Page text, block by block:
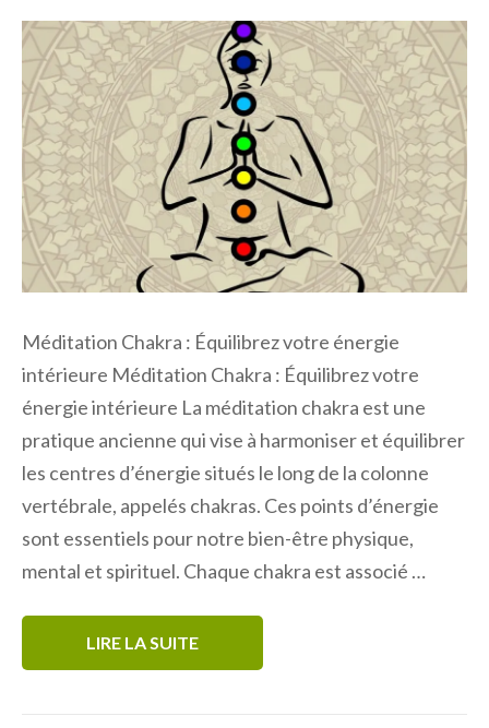
Méditation Chakra : Équilibrez votre énergie
intérieure Méditation Chakra : Équilibrez votre
énergie intérieure La méditation chakra est une
pratique ancienne qui vise à harmoniser et équilibrer
les centres d’énergie situés le long de la colonne
vertébrale, appelés chakras. Ces points d’énergie
sont essentiels pour notre bien-être physique,
mental et spirituel. Chaque chakra est associé …
LIRE LA SUITE